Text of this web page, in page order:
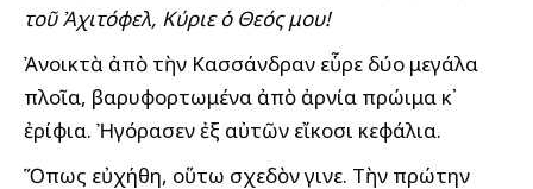
τοῦ Ἀχιτόφελ, Κύριε ὁ Θεός μου!
Ἀνοικτὰ ἀπὸ τὴν Κασσάνδραν εὗρε δύο μεγάλα
πλοῖα, βαρυφορτωμένα ἀπὸ ἀρνία πρώιμα κ᾽
ἐρίφια. Ἠγόρασεν ἐξ αὐτῶν εἴκοσι κεφάλια.
Ὅπως εὐχήθη, οὕτω σχεδὸν ἔγινε. Τὴν πρώτην